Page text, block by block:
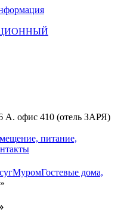
А. офис 410 (отель ЗАРЯ)
питание,
МуромГостевые дома,